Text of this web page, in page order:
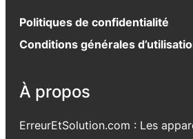
Politiques de confidentialité
Conditions générales
À propos
ErreurEtSolution.com : Les